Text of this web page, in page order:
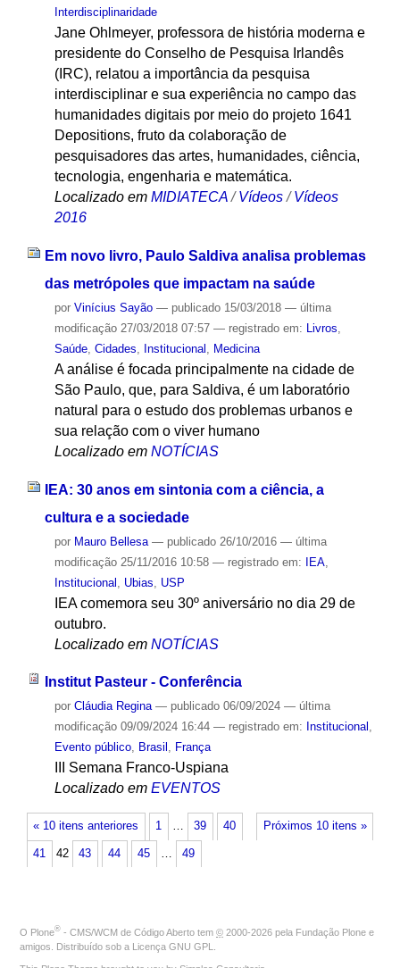
Interdisciplinaridade
Jane Ohlmeyer, professora de história moderna e
presidente do Conselho de Pesquisa Irlandês
(IRC), relatou a importância da pesquisa
interdisciplinar e sua experiência no campo das
humanidades digitais por meio do projeto 1641
Depositions, fruto da colaboração de
pesquisadores das artes, humanidades, ciência,
tecnologia, engenharia e matemática.
Localizado em MIDIATECA /Vídeos /Vídeos
2016
Em novo livro, Paulo Saldiva analisa problemas
das metrópoles que impactam na saúde
por Vinícius Sayão — publicado15/03/2018 — última
modificação27/03/2018 07:57 — registrado em: Livros
Saúde, Cidades Institucional Medicina
A análise é focada principalmente na cidade de
São Paulo, que, para Saldiva, é um laboratório
natural para o estudo dos problemas urbanos e
sua relação com o viver humano
Localizado em NOTÍCIAS
IEA: 30 anos em sintonia com a ciência, a
cultura e a sociedade
por Mauro Bellesa — publicado26/10/2016 — última
modificação25/11/2016 10:58 — registrado em: IEA,
Institucional
Ubias USP
IEA comemora seu 30º aniversário no dia 29 de
outubro.
Localizado em NOTÍCIAS
Institut Pasteur - Conferência
por Cláudia Regina — publicado06/09/2024 — última
modificação09/09/2024 16:44 — registrado em: Institucional ,
Evento público, Brasil , França
III Semana Franco-Uspiana
Localizado em EVENTOS
« 10 itens anteriores Próximos 10 itens »
1 … 39 40
41 42 43 44 45 … 49
O Plone® - CMS/WCM de Código Aberto tem © 2000-2026 pela Fundação Plone e
amigos. Distribuído sob a Licença GNU GPL